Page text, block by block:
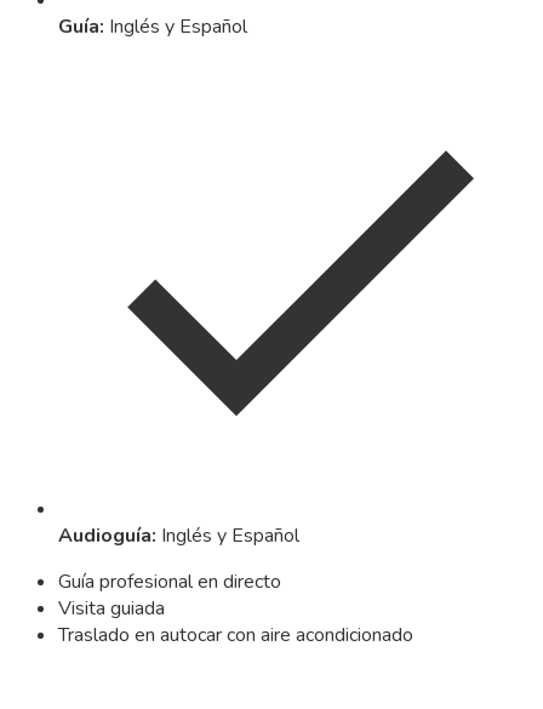
Guía: Inglés y Español
Audioguía: Inglés y Español
Guía profesional en directo
Visita guiada
Traslado en autocar con aire acondicionado